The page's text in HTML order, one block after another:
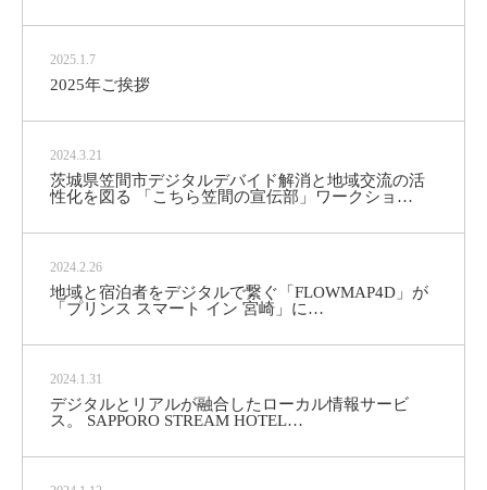
2025.1.7
2025年ご挨拶
2024.3.21
茨城県笠間市デジタルデバイド解消と地域交流の活
性化を図る 「こちら笠間の宣伝部」ワークショ…
2024.2.26
地域と宿泊者をデジタルで繋ぐ「FLOWMAP4D」が
「プリンス スマート イン 宮崎」に…
2024.1.31
デジタルとリアルが融合したローカル情報サービ
ス。 SAPPORO STREAM HOTEL…